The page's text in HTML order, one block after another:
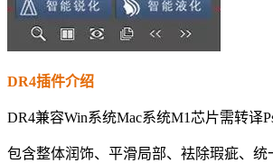
DR4插件介绍
DR4兼容Win系统Mac系统M1芯片需转译
包含整体润饰、平滑局部、袪除瑕疵、